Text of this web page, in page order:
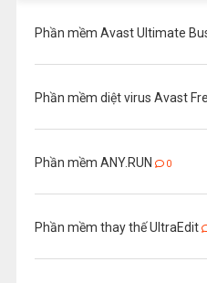
Phần mềm Avast Ultimate
Phần mềm diệt virus Avast
Phần mềm ANY.RUN 0
Phần mềm thay thế UltraEdit